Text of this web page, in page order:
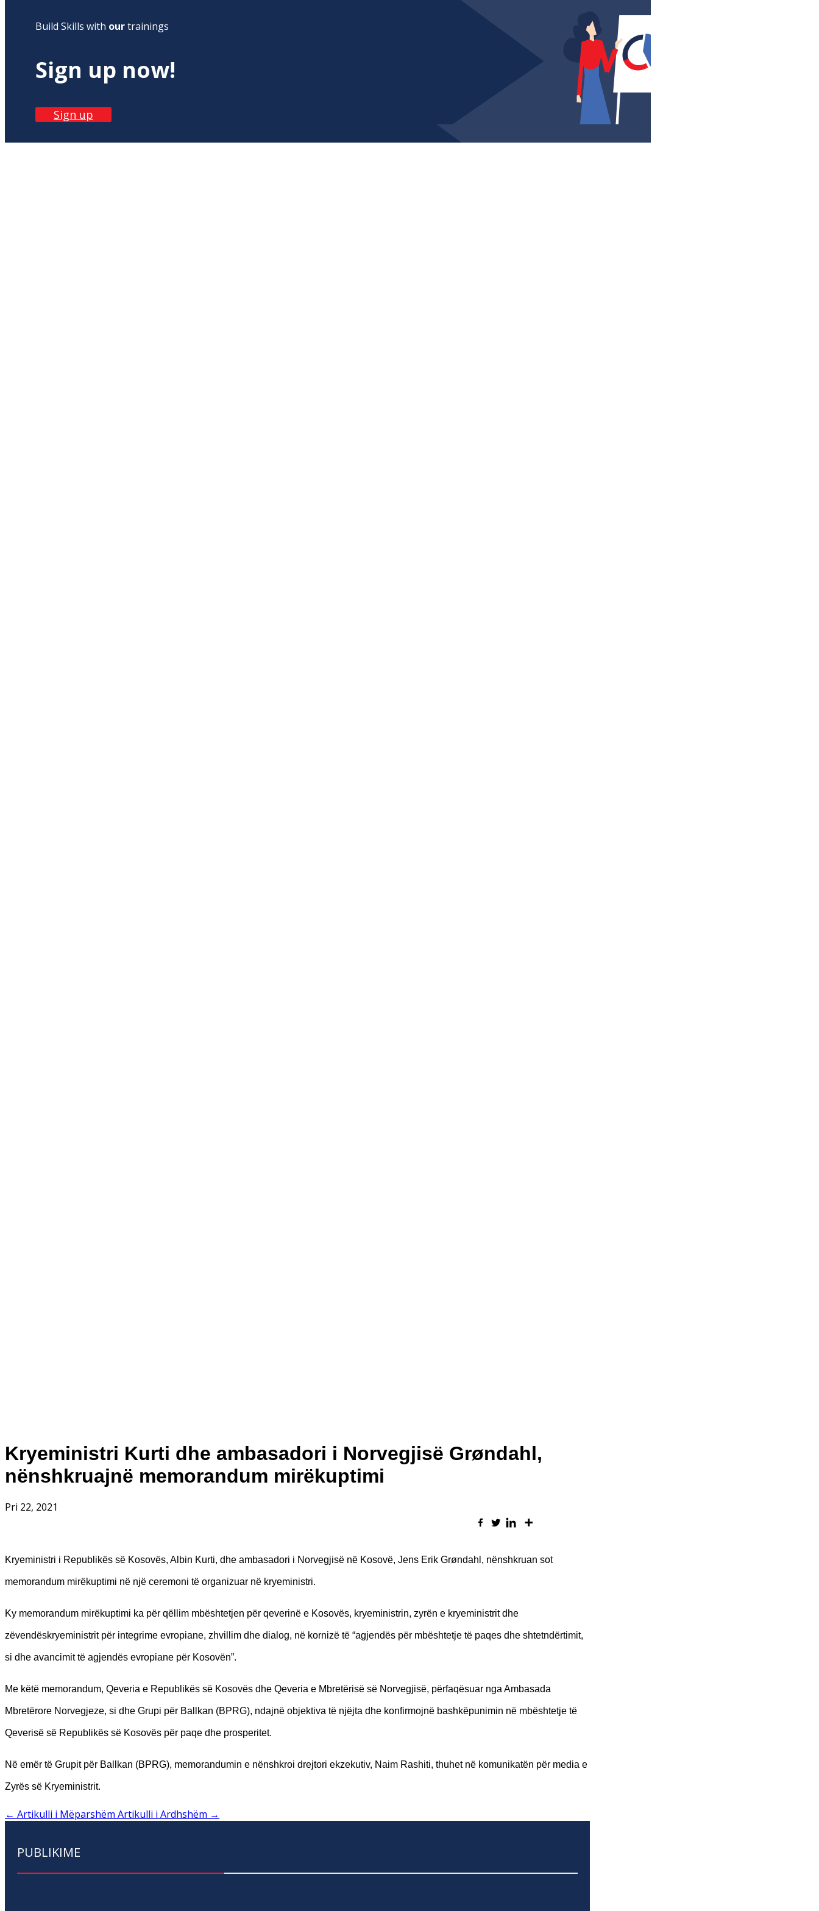
Build Skills with ourtrainings
Sign up now!
Sign up
Kryeministri Kurti dhe ambasadori i Norvegjisë Grøndahl,
nënshkruajnë memorandum mirëkuptimi
Pri 22, 2021
Kryeministri i Republikës së Kosovës, Albin Kurti, dhe ambasadori i Norvegjisë në Kosovë, Jens Erik Grøndahl, nënshkruan sot
memorandum mirëkuptimi në një ceremoni të organizuar në kryeministri.
Ky memorandum mirëkuptimi ka për qëllim mbështetjen për qeverinë e Kosovës, kryeministrin, zyrën e kryeministrit dhe
zëvendëskryeministrit për integrime evropiane, zhvillim dhe dialog, në kornizë të “agjendës për mbështetje të paqes dhe shtetndërtimit,
si dhe avancimit të agjendës evropiane për Kosovën”.
Me këtë memorandum, Qeveria e Republikës së Kosovës dhe Qeveria e Mbretërisë së Norvegjisë, përfaqësuar nga Ambasada
Mbretërore Norvegjeze, si dhe Grupi për Ballkan (BPRG), ndajnë objektiva të njëjta dhe konfirmojnë bashkëpunimin në mbështetje të
Qeverisë së Republikës së Kosovës për paqe dhe prosperitet.
Në emër të Grupit për Ballkan (BPRG), memorandumin e nënshkroi drejtori ekzekutiv, Naim Rashiti, thuhet në komunikatën për media e
Zyrës së Kryeministrit.
← Artikulli i Mëparshëm Artikulli i Ardhshëm →
PUBLIKIME